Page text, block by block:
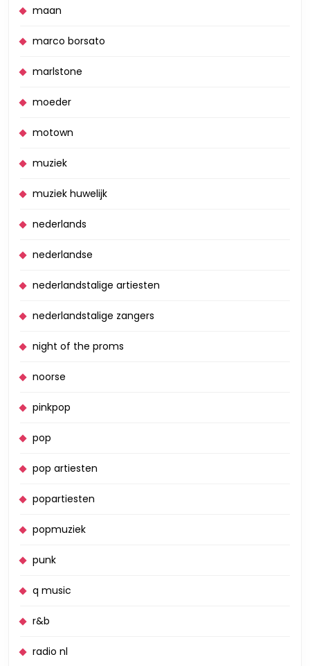
maan
marco borsato
marlstone
moeder
motown
muziek
muziek huwelijk
nederlands
nederlandse
nederlandstalige artiesten
nederlandstalige zangers
night of the proms
noorse
pinkpop
pop
pop artiesten
popartiesten
popmuziek
punk
q music
r&b
radio nl